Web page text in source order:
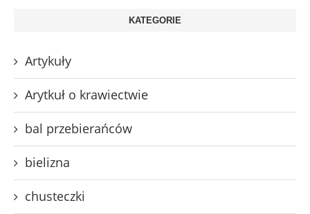
KATEGORIE
Artykuły
Arytkuł o krawiectwie
bal przebierańców
bielizna
chusteczki